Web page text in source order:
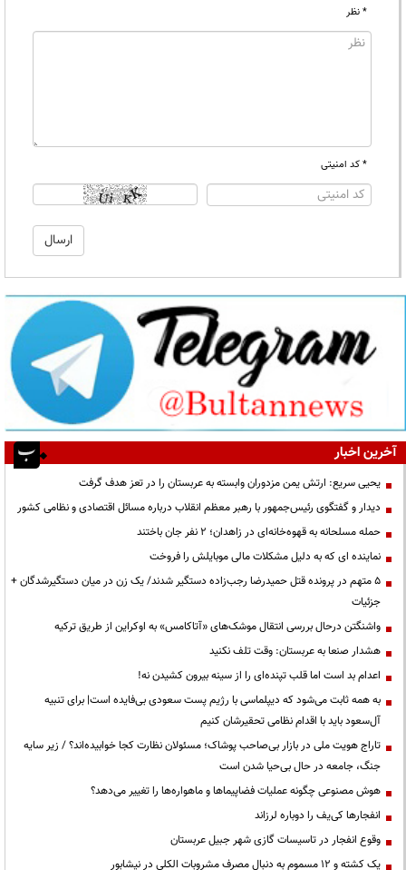
* نظر
* کد امنیتی
آخرین اخبار
یحیی سریع: ارتش یمن مزدوران وابسته به عربستان را در تعز هدف گرفت
دیدار و گفتگوی رئیس‌جمهور با رهبر معظم انقلاب درباره مسائل اقتصادی و نظامی کشور
حمله مسلحانه به قهوه‌خانه‌ای در زاهدان؛ ۲ نفر جان باختند
نماینده ای که به دلیل مشکلات مالی موبایلش را فروخت
۵ متهم در پرونده قتل حمیدرضا رجب‌زاده دستگیر شدند/ یک زن در میان دستگیرشدگان +
جزئیات
واشنگتن درحال بررسی انتقال موشک‌های «آتاکامس» به اوکراین از طریق ترکیه
هشدار صنعا به عربستان: وقت تلف نکنید
اعدام بد است اما قلب تپنده‌ای را از سینه بیرون کشیدن نه!
به همه ثابت می‌شود که دیپلماسی با رژیم پست سعودی بی‌فایده است| برای تنبیه
آل‌سعود باید با اقدام نظامی تحقیرشان کنیم
تاراج هویت ملی در بازار بی‌صاحب پوشاک؛ مسئولان نظارت کجا خوابیده‌اند؟ / زیر سایه
جنگ، جامعه در حال بی‌حیا شدن است
هوش مصنوعی چگونه عملیات فضاپیماها و ماهواره‌ها را تغییر می‌دهد؟
انفجارها کی‌یف را دوباره لرزاند
وقوع انفجار در تاسیسات گازی شهر جبیل عربستان
یک کشته و ۱۲ مسموم به دنبال مصرف مشروبات الکلی در نیشابور